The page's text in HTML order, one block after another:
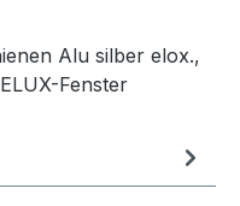
Alu silber elox.,
Fenster